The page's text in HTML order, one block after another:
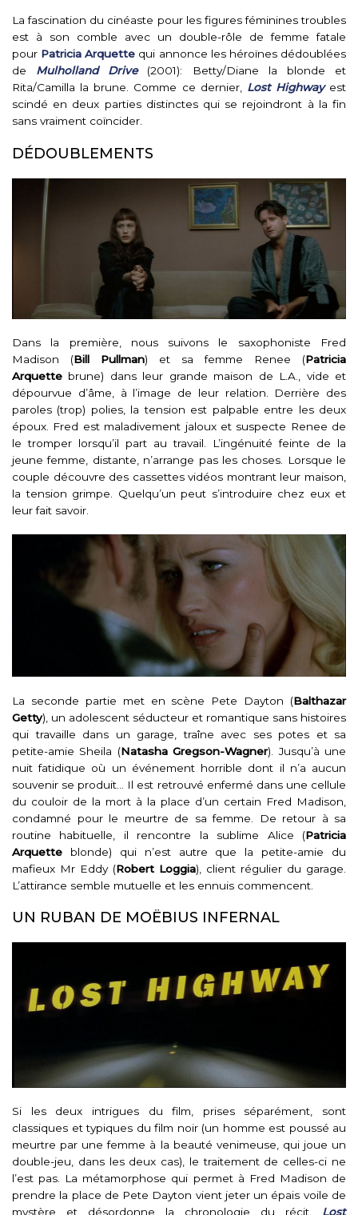
La fascination du cinéaste pour les figures féminines troubles
est à son comble avec un double-rôle de femme fatale
pour Patricia Arquette qui annonce les héroïnes dédoublées
de Mulholland Drive(2001): Betty/Diane la blonde et
Rita/Camilla la brune. Comme ce dernier, Lost Highwayest
scindé en deux parties distinctes qui se rejoindront à la fin
sans vraiment coïncider.
DÉDOUBLEMENTS
Dans la première, nous suivons le saxophoniste Fred
Madison (Bill Pullman) et sa femme Renee (Patricia
Arquette brune) dans leur grande maison de L.A., vide et
dépourvue d’âme, à l’image de leur relation. Derrière des
paroles (trop) polies, la tension est palpable entre les deux
époux. Fred est maladivement jaloux et suspecte Renee de
le tromper lorsqu’il part au travail. L’ingénuité feinte de la
jeune femme, distante, n’arrange pas les choses. Lorsque le
couple découvre des cassettes vidéos montrant leur maison,
la tension grimpe. Quelqu’un peut s’introduire chez eux et
leur fait savoir.
La seconde partie met en scène Pete Dayton (Balthazar
Getty), un adolescent séducteur et romantique sans histoires
qui travaille dans un garage, traîne avec ses potes et sa
petite-amie Sheila (Natasha Gregson-Wagner). Jusqu’à une
nuit fatidique où un événement horrible dont il n’a aucun
souvenir se produit… Il est retrouvé enfermé dans une cellule
du couloir de la mort à la place d’un certain Fred Madison,
condamné pour le meurtre de sa femme. De retour à sa
routine habituelle, il rencontre la sublime Alice (Patricia
Arquette blonde) qui n’est autre que la petite-amie du
mafieux Mr Eddy (Robert Loggia), client régulier du garage.
L’attirance semble mutuelle et les ennuis commencent.
UN RUBAN DE MOËBIUS INFERNAL
Si les deux intrigues du film, prises séparément, sont
classiques et typiques du film noir (un homme est poussé au
meurtre par une femme à la beauté venimeuse, qui joue un
double-jeu, dans les deux cas), le traitement de celles-ci ne
l’est pas. La métamorphose qui permet à Fred Madison de
prendre la place de Pete Dayton vient jeter un épais voile de
mystère et désordonne la chronologie du récit. Lost